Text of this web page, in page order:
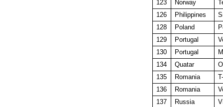
123
Norway
126
Philippines
128
Poland
129
Portugal
130
Portugal
134
Quatar
135
Romania
136
Romania
137
Russia